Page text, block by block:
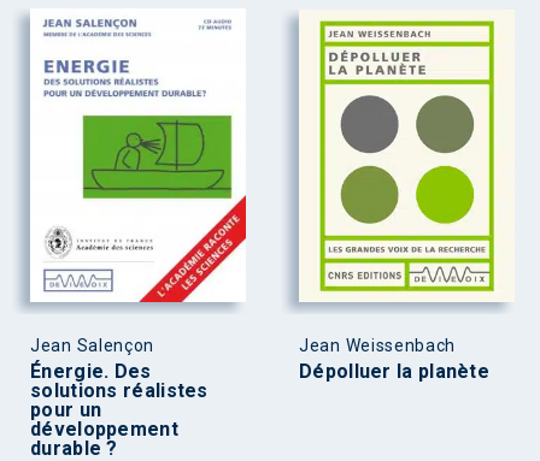
Jean Salençon
Énergie. Des
solutions réalistes
pour un
développement
durable ?
Jean Weissenbach
Dépolluer la planète